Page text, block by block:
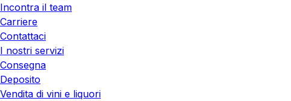
Incontra il team
Carriere
Contattaci
I nostri servizi
Consegna
Deposito
Vendita di vini e liquori